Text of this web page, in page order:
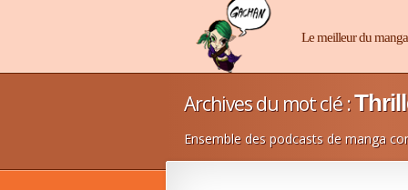
Manga-Chan
Le meilleur du
Archives du mot clé :
Ensemble des podcasts de manga